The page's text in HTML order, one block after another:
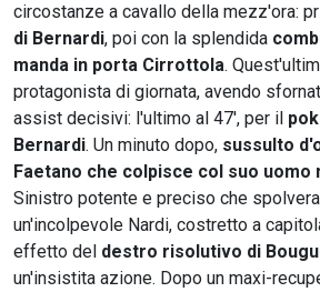
circostanze a cavallo della mezz'ora:
di Bernardi, poi con la splendida
manda in porta Cirrottola.
protagonista di giornata, avendo
assist decisivi: l'ultimo al 47', per il
Bernardi. Un minuto dopo, sussulto
Faetano che colpisce col suo
Sinistro potente e preciso che
un'incolpevole Nardi, costretto a
effetto del destro risolutivo di
un'insistita azione. Dopo un maxi-